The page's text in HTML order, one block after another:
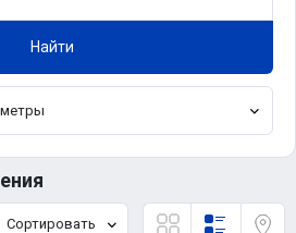
Найти
Сортировать